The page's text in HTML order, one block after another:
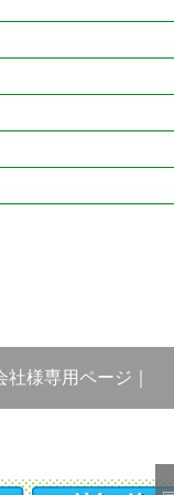
社様専用ページ